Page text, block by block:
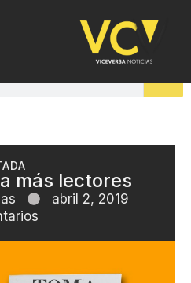
más lectores
abril 2, 2019